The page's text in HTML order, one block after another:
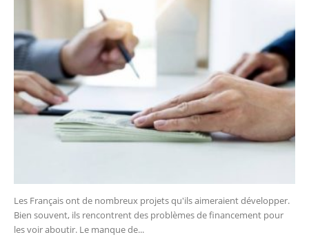
Les Français ont de nombreux projets qu'ils aimeraient développer.
Bien souvent, ils rencontrent des problèmes de financement pour
les voir aboutir. Le manque de...